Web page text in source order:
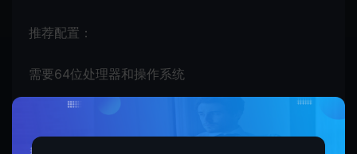
推荐配置：
需要64位处理器和操作系统